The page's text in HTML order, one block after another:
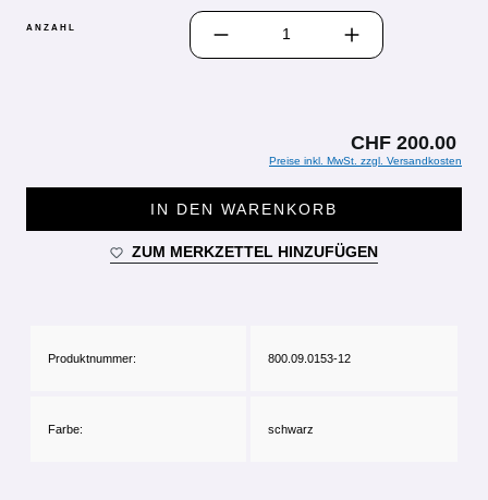
ANZAHL
PRODUKT ANZAHL: GIB DEN
CHF 200.00
Preise inkl. MwSt. zzgl. Versandkosten
IN DEN WARENKORB
ZUM MERKZETTEL HINZUFÜGEN
Produktnummer: 800.09.0153-12
Farbe: schwarz